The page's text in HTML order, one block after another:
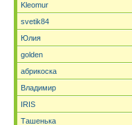
Kleomur
svetik84
Юлия
golden
абрикоска
Владимир
IRIS
Ташенька